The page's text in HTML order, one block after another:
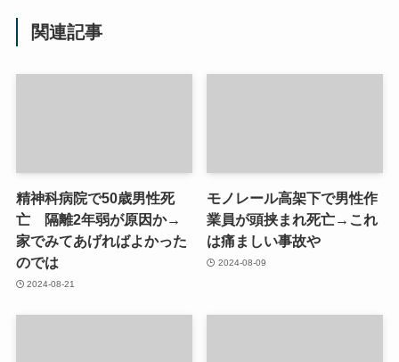
関連記事
精神科病院で50歳男性死
亡 隔離2年弱が原因か→
家でみてあげればよかった
のでは
2024-08-21
モノレール高架下で男性作
業員が頭挟まれ死亡→これ
は痛ましい事故や
2024-08-09